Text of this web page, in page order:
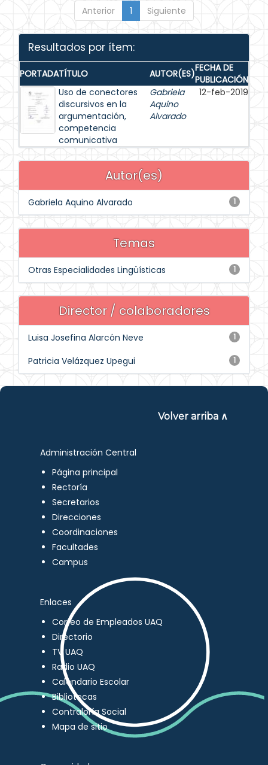
Anterior 1 Siguiente
Resultados por ítem:
PORTADATÍTULO AUTOR(ES)FECHA DE
PUBLICACIÓN
Uso de conectores
discursivos en la
argumentación,
competencia
comunicativa
Gabriela
Aquino
Alvarado
12-feb-2019
Autor(es)
1
Gabriela Aquino Alvarado
Temas
1
Otras Especialidades Lingüísticas
Director / colaboradores
1
Luisa Josefina Alarcón Neve
1
Patricia Velázquez Upegui
Volver arriba ∧
Administración Central
Página principal
Rectoría
Secretarios
Direcciones
Coordinaciones
Facultades
Campus
Enlaces
Correo de Empleados UAQ
Directorio
TV UAQ
Radio UAQ
Calendario Escolar
Bibliotecas
Contraloría Social
Mapa de sitio